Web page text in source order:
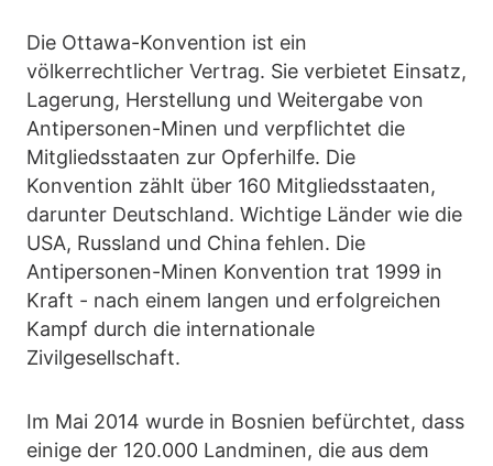
Die Ottawa-Konvention ist ein
völkerrechtlicher Vertrag. Sie verbietet Einsatz,
Lagerung, Herstellung und Weitergabe von
Antipersonen-Minen und verpflichtet die
Mitgliedsstaaten zur Opferhilfe. Die
Konvention zählt über 160 Mitgliedsstaaten,
darunter Deutschland. Wichtige Länder wie die
USA, Russland und China fehlen. Die
Antipersonen-Minen Konvention trat 1999 in
Kraft - nach einem langen und erfolgreichen
Kampf durch die internationale
Zivilgesellschaft.
Im Mai 2014 wurde in Bosnien befürchtet, dass
einige der 120.000 Landminen, die aus dem